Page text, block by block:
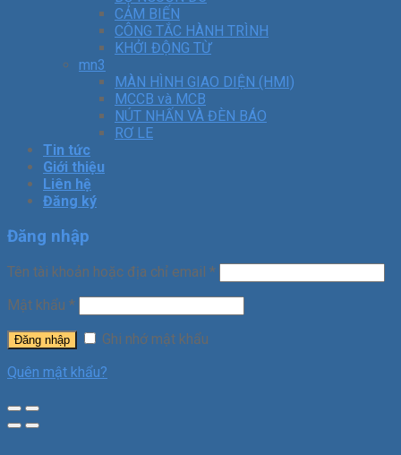
CẢM BIẾN
CÔNG TẮC HÀNH TRÌNH
KHỞI ĐỘNG TỪ
mn3
MÀN HÌNH GIAO DIỆN (HMI)
MCCB và MCB
NÚT NHẤN VÀ ĐÈN BÁO
RƠ LE
Tin tức
Giới thiệu
Liên hệ
Đăng ký
Đăng nhập
Tên tài khoản hoặc địa chỉ email *
Mật khẩu *
Đăng nhập
Ghi nhớ mật khẩu
Quên mật khẩu?